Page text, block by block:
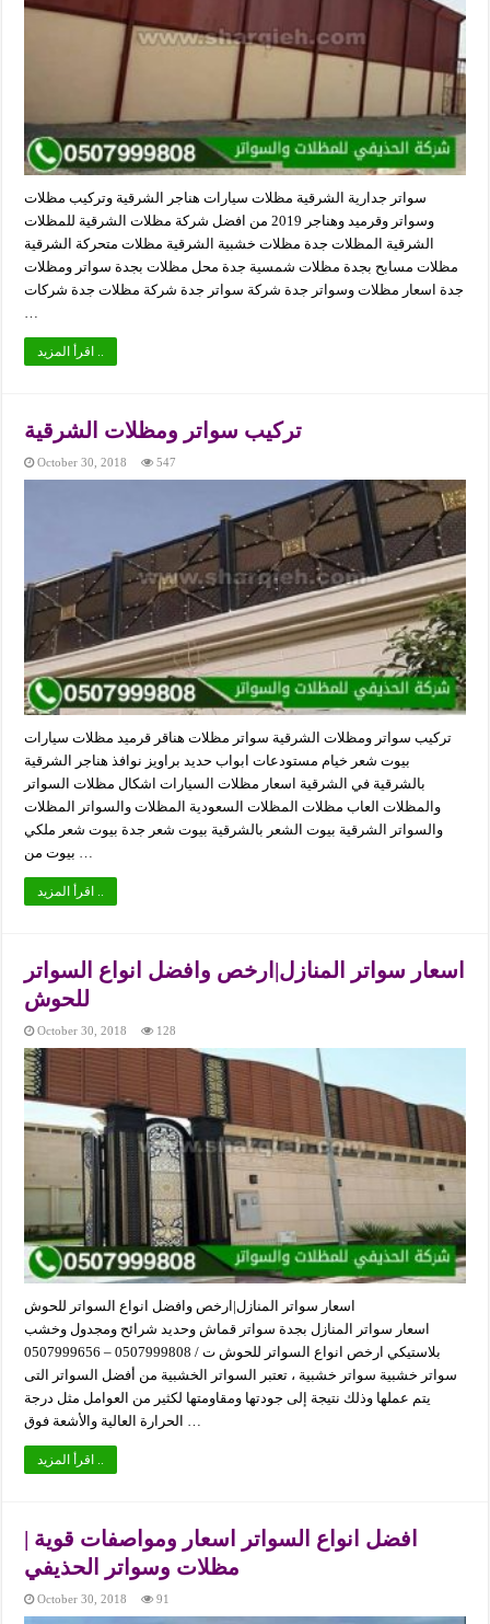
سواتر جدارية الشرقية مظلات سيارات هناجر الشرقية وتركيب مظلات
وسواتر وقرميد وهناجر 2019 من افضل شركة مظلات الشرقية للمظلات
الشرقية المظلات جدة مظلات خشبية الشرقية مظلات متحركة الشرقية
مظلات مسابح بجدة مظلات شمسية جدة محل مظلات بجدة سواتر ومظلات
جدة اسعار مظلات وسواتر جدة شركة سواتر جدة شركة مظلات جدة شركات
…
اقرأ المزيد ..
تركيب سواتر ومظلات الشرقية
October 30, 2018 547
تركيب سواتر ومظلات الشرقية سواتر مظلات هناقر قرميد مظلات سيارات
بيوت شعر خيام مستودعات ابواب حديد براويز نوافذ هناجر الشرقية
بالشرقية في الشرقية اسعار مظلات السيارات اشكال مظلات السواتر
والمظلات العاب مظلات المظلات السعودية المظلات والسواتر المظلات
والسواتر الشرقية بيوت الشعر بالشرقية بيوت شعر جدة بيوت شعر ملكي
اسعار سواتر المنازل|ارخص وافضل انواع السواتر
للحوش
October 30, 2018 128
اسعار سواتر المنازل|ارخص وافضل انواع السواتر للحوش
اسعار سواتر المنازل بجدة سواتر قماش وحديد شرائح ومجدول وخشب
بلاستيكي ارخص انواع السواتر للحوش ت / 0507999808 – 0507999656
سواتر خشبية سواتر خشبية ، تعتبر السواتر الخشبية من أفضل السواتر التى
يتم عملها وذلك نتيجة إلى جودتها ومقاومتها لكثير من العوامل مثل درجة
افضل انواع السواتر اسعار ومواصفات قوية |
مظلات وسواتر الحذيفي
October 30, 2018 91